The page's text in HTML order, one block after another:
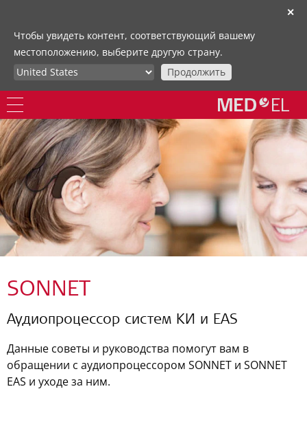
✕
Чтобы увидеть контент, соответствующий вашему
местоположению, выберите другую страну.
Продолжить
SONNET
Аудиопроцессор систем КИ и EAS
Данные советы и руководства помогут вам в
обращении с аудиопроцессором SONNET и SONNET
EAS и уходе за ним.